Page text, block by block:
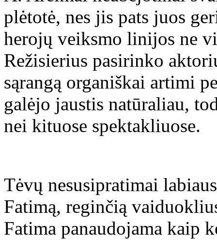
plėtotė, nes jis pats juos
herojų veiksmo linijos ne
Režisierius pasirinko
sąrangą organiškai artimi
galėjo jaustis natūraliau,
nei kituose spektakliuose.
Tėvų nesusipratimai
Fatimą, reginčią
Fatima panaudojama kaip